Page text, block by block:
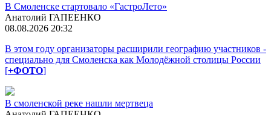
В Смоленске стартовало «ГастроЛето»
Анатолий ГАПЕЕНКО
08.08.2026 20:32
В этом году организаторы расширили географию участников -
специально для Смоленска как Молодёжной столицы России
[+ФОТО]
В смоленской реке нашли мертвеца